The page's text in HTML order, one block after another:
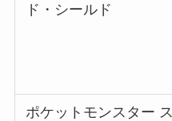
ド・シールド
ポケットモンスター